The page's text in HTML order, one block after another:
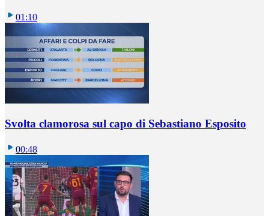
01:10
Svolta clamorosa sul capo di Sebastiano Esposito
00:48